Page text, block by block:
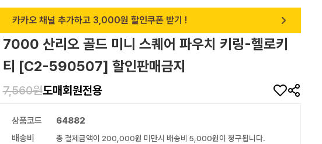
카카오 채널 추가하고 3,000원 할인쿠폰 받기 !
7000 산리오 골드 미니 스퀘어 파우치 키링-헬로키
티 [C2-590507] 할인판매금지
7,560원도매회원전용
상품코드
64882
배송비
총 결제금액이 200,000원 미만시 배송비 5,000원이 청구됩니다.